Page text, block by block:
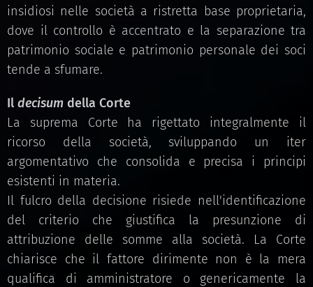
insidiosi nelle società a ristretta base proprietaria,
dove il controllo è accentrato e la separazione tra
patrimonio sociale e patrimonio personale dei soci
tende a sfumare.
Il decisum della Corte
La suprema Corte ha rigettato integralmente il
ricorso della società, sviluppando un iter
argomentativo che consolida e precisa i principi
esistenti in materia.
Il fulcro della decisione risiede nell'identificazione
del criterio che giustifica la presunzione di
attribuzione delle somme alla società. La Corte
chiarisce che il fattore dirimente non è la mera
qualifica di amministratore o genericamente la